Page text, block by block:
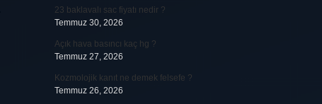
23 baklavalı sac fiyatı nedir ?
Temmuz 30, 2026
Açık hava basıncı kaç hg ?
Temmuz 27, 2026
Kozmolojik kanıt ne demek felsefe ?
Temmuz 26, 2026